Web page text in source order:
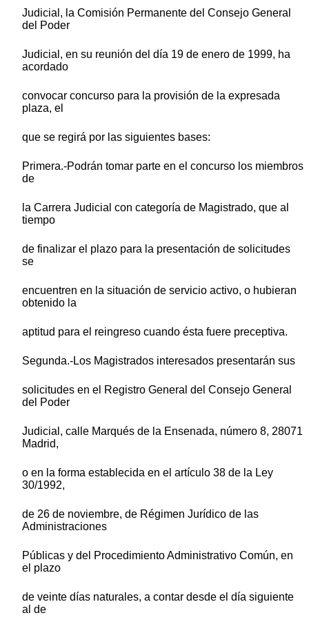
Judicial, la Comisión Permanente del Consejo General
del Poder
Judicial, en su reunión del día 19 de enero de 1999, ha
acordado
convocar concurso para la provisión de la expresada
plaza, el
que se regirá por las siguientes bases:
Primera.-Podrán tomar parte en el concurso los miembros
de
la Carrera Judicial con categoría de Magistrado, que al
tiempo
de finalizar el plazo para la presentación de solicitudes
se
encuentren en la situación de servicio activo, o hubieran
obtenido la
aptitud para el reingreso cuando ésta fuere preceptiva.
Segunda.-Los Magistrados interesados presentarán sus
solicitudes en el Registro General del Consejo General
del Poder
Judicial, calle Marqués de la Ensenada, número 8, 28071
Madrid,
o en la forma establecida en el artículo 38 de la Ley
30/1992,
de 26 de noviembre, de Régimen Jurídico de las
Administraciones
Públicas y del Procedimiento Administrativo Común, en
el plazo
de veinte días naturales, a contar desde el día siguiente
al de